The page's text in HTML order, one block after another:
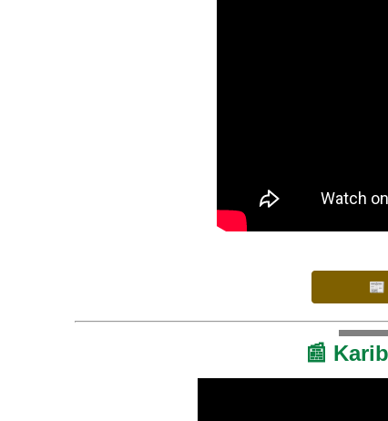
📰